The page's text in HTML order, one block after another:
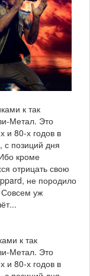
к так
Метал. Это
и 80-х годов в
с позиций дня
кроме
отрицать свою
не породило
Совсем уж
к так
Метал. Это
и 80-х годов в